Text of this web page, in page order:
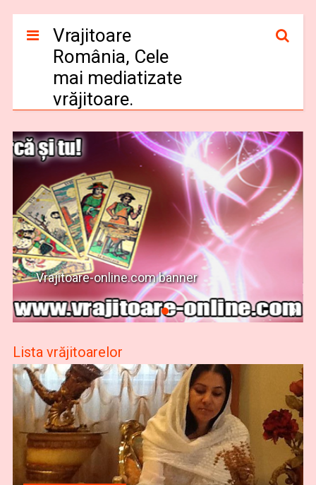
Vrajitoare
România, Cele
mai mediatizate
vrăjitoare.
Vrajitoare-online.com banner
Lista vrăjitoarelor